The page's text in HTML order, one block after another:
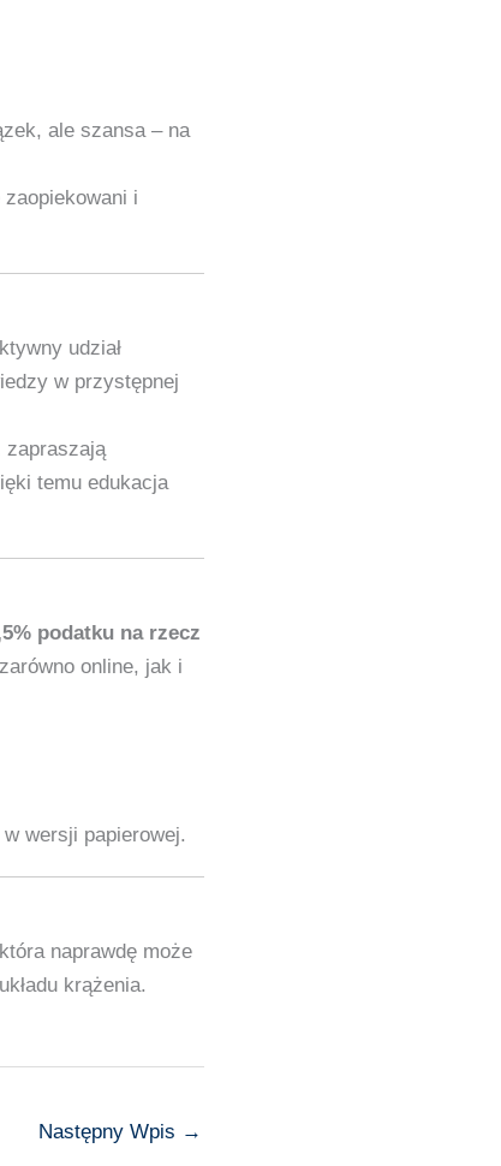
ale szansa – na
i
udział
w przystępnej
zapraszają
temu edukacja
podatku na rzecz
online, jak i
wersji papierowej.
naprawdę może
krążenia.
Następny Wpis →